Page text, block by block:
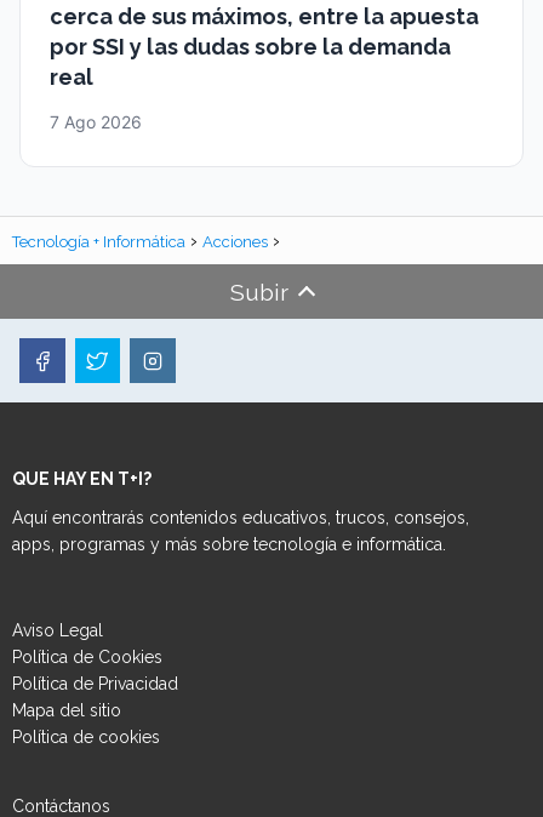
cerca de sus máximos, entre la apuesta
por SSI y las dudas sobre la demanda
real
7 Ago 2026
Tecnología + Informática Acciones
Subir
QUE HAY EN T+I?
Aquí encontrarás contenidos educativos, trucos, consejos,
apps, programas y más sobre tecnología e informática.
Aviso Legal
Política de Cookies
Política de Privacidad
Mapa del sitio
Política de cookies
Contáctanos